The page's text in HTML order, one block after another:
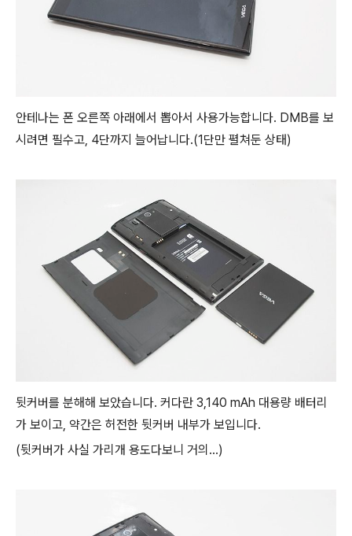
안테나는 폰 오른쪽 아래에서 뽑아서 사용가능합니다. DMB를 보
시려면 필수고, 4단까지 늘어납니다.(1단만 펼쳐둔 상태)
뒷커버를 분해해 보았습니다. 커다란 3,140 mAh 대용량 배터리
가 보이고, 약간은 허전한 뒷커버 내부가 보입니다.
(뒷커버가 사실 가리개 용도다보니 거의...)